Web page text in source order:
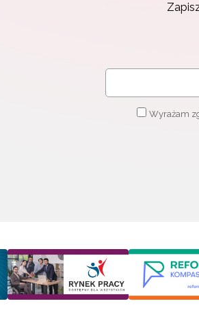
Wyrażam